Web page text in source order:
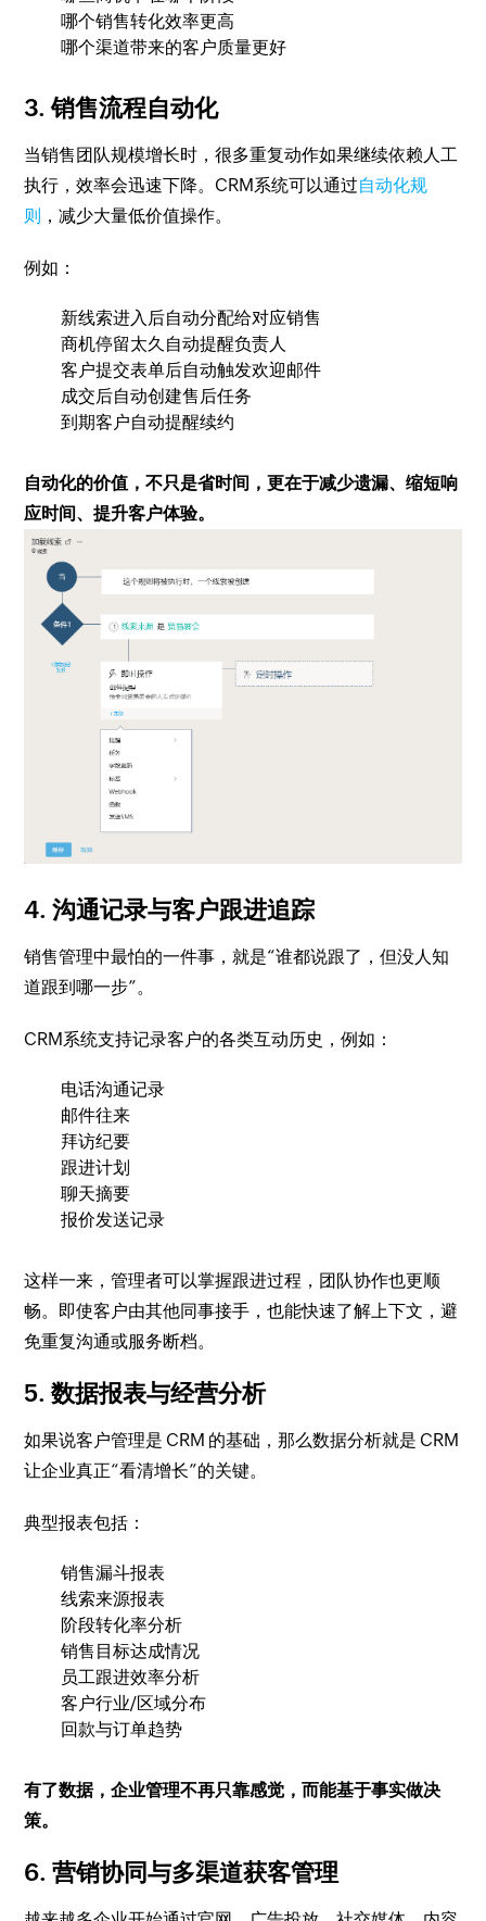
哪个销售转化效率更高
哪个渠道带来的客户质量更好
3. 销售流程自动化
当销售团队规模增长时，很多重复动作如果继续依赖人工
执行，效率会迅速下降。CRM系统可以通过自动化规
则 ，减少大量低价值操作。
例如：
新线索进入后自动分配给对应销售
商机停留太久自动提醒负责人
客户提交表单后自动触发欢迎邮件
成交后自动创建售后任务
到期客户自动提醒续约
自动化的价值，不只是省时间，更在于减少遗漏、缩短响
应时间、提升客户体验。
4. 沟通记录与客户跟进追踪
销售管理中最怕的一件事，就是“谁都说跟了，但没人知
道跟到哪一步”。
CRM系统支持记录客户的各类互动历史，例如：
电话沟通记录
邮件往来
拜访纪要
跟进计划
聊天摘要
报价发送记录
这样一来，管理者可以掌握跟进过程，团队协作也更顺
畅。即使客户由其他同事接手，也能快速了解上下文，避
免重复沟通或服务断档。
5. 数据报表与经营分析
如果说客户管理是 CRM 的基础，那么数据分析就是 CRM
让企业真正“看清增长”的关键。
典型报表包括：
销售漏斗报表
线索来源报表
阶段转化率分析
销售目标达成情况
员工跟进效率分析
客户行业/区域分布
回款与订单趋势
有了数据，企业管理不再只靠感觉，而能基于事实做决
策。
6. 营销协同与多渠道获客管理